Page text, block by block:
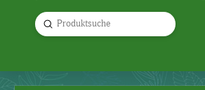
Search
Submit